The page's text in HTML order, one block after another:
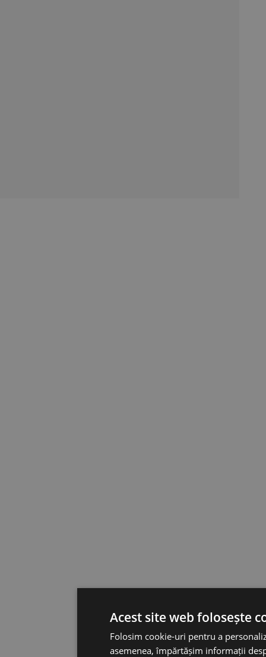
Acest site web folosește
Folosim cookie-uri pentru a
asemenea, împărtășim informații